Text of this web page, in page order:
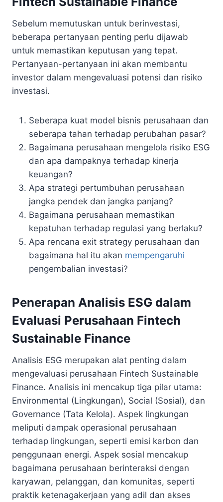
Sebelum memutuskan untuk berinvestasi,
beberapa pertanyaan penting perlu dijawab
untuk memastikan keputusan yang tepat.
Pertanyaan-pertanyaan ini akan membantu
investor dalam mengevaluasi potensi dan risiko
investasi.
Seberapa kuat model bisnis perusahaan dan
seberapa tahan terhadap perubahan pasar?
Bagaimana perusahaan mengelola risiko ESG
dan apa dampaknya terhadap kinerja
keuangan?
Apa strategi pertumbuhan perusahaan
jangka pendek dan jangka panjang?
Bagaimana perusahaan memastikan
kepatuhan terhadap regulasi yang berlaku?
Apa rencana exit strategy perusahaan dan
bagaimana hal itu akan mempengaruhi
pengembalian investasi?
Penerapan Analisis ESG dalam
Evaluasi Perusahaan Fintech
Sustainable Finance
Analisis ESG merupakan alat penting dalam
mengevaluasi perusahaan Fintech Sustainable
Finance. Analisis ini mencakup tiga pilar utama:
Environmental (Lingkungan), Social (Sosial), dan
Governance (Tata Kelola). Aspek lingkungan
meliputi dampak operasional perusahaan
terhadap lingkungan, seperti emisi karbon dan
penggunaan energi. Aspek sosial mencakup
bagaimana perusahaan berinteraksi dengan
karyawan, pelanggan, dan komunitas, seperti
praktik ketenagakerjaan yang adil dan akses